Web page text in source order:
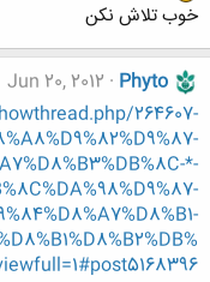
خوب تلاش نکن
Phyto
Jun 20, 2012
264607-
*-